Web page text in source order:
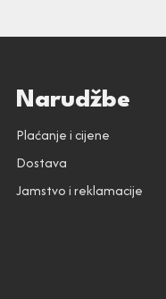
Narudžbe
Plaćanje i cijene
Dostava
Jamstvo i reklamacije